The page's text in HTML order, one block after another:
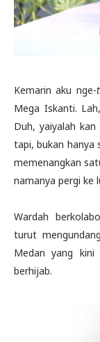
Kemarin aku nge-
Mega Iskanti.
Duh, yaiyalah
tapi, bukan hanya
memenangkan
namanya pergi ke
Wardah
turut mengundang
Medan yang kini
berhijab.